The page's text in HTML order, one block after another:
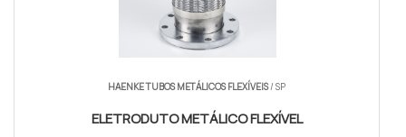
HAENKE TUBOS METÁLICOS FLEXÍVEIS/ SP
ELETRODUTO METÁLICO FLEXÍVEL